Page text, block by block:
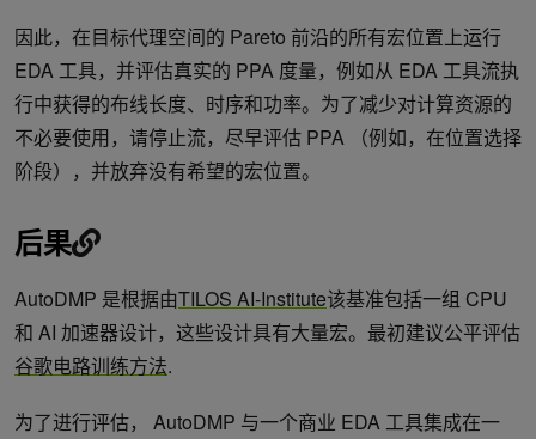
因此，在目标代理空间的 Pareto 前沿的所有宏位置上运行
EDA 工具，并评估真实的 PPA 度量，例如从 EDA 工具流执
行中获得的布线长度、时序和功率。为了减少对计算资源的
不必要使用，请停止流，尽早评估 PPA （例如，在位置选择
阶段），并放弃没有希望的宏位置。
后果
AutoDMP 是根据由TILOS AI-Institute该基准包括一组 CPU
和 AI 加速器设计，这些设计具有大量宏。最初建议公平评估
谷歌电路训练方法.
为了进行评估， AutoDMP 与一个商业 EDA 工具集成在一